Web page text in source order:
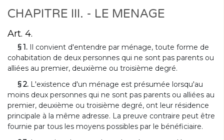
CHAPITRE III. - LE MENAGE
Art. 4.
§ 1. Il convient d'entendre par ménage, toute forme de
cohabitation de deux personnes qui ne sont pas parents ou
alliées au premier, deuxième ou troisième degré.
§ 2. L'existence d'un ménage est présumée lorsqu'au
moins deux personnes qui ne sont pas parents ou alliées au
premier, deuxième ou troisième degré, ont leur résidence
principale à la même adresse. La preuve contraire peut être
fournie par tous les moyens possibles par le bénéficiaire.